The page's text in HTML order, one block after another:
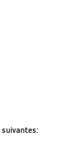
suivantes: